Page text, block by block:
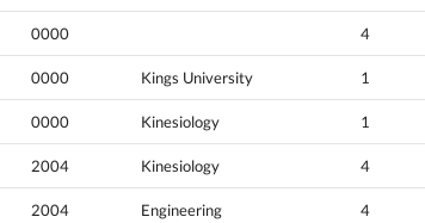
0000 4
0000 Kings University 1
0000 Kinesiology 1
2004 Kinesiology 4
2004 Engineering 4